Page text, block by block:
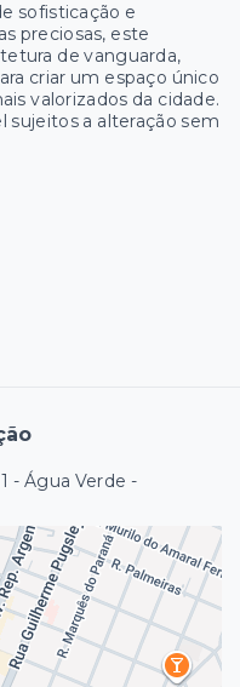
sofisticação e
preciosas, este
de vanguarda,
criar um espaço único
valorizados da cidade.
sujeitos a alteração sem
- Água Verde -